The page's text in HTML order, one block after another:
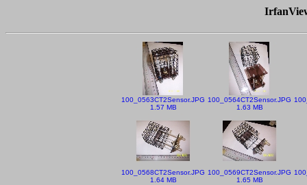
100_0563CT2Sensor.JPG
1.57 MB
100_0564CT2Sensor.JPG
1.63 MB
100_0568CT2Sensor.JPG
1.64 MB
100_0569CT2Sensor.JPG
1.65 MB